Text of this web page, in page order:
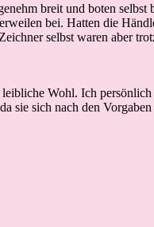
breit und boten
bei. Hatten die
selbst waren aber
Wohl. Ich
sie sich nach den